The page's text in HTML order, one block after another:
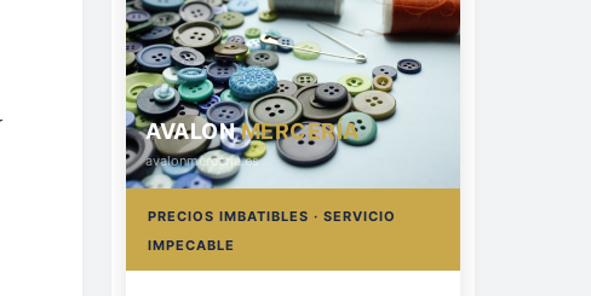
AVALONMERCERÍA
avalonmerceria.es
PRECIOS IMBATIBLES · SERVICIO
IMPECABLE